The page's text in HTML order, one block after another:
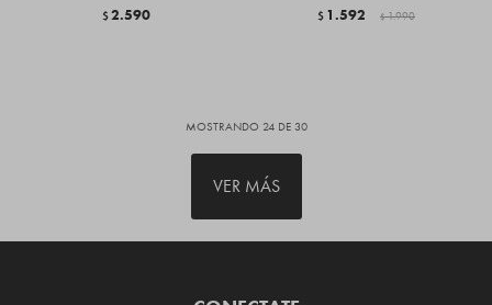
$2.590 $ 1.592 $ 1.990
MOSTRANDO 24DE 30
VER MÁS